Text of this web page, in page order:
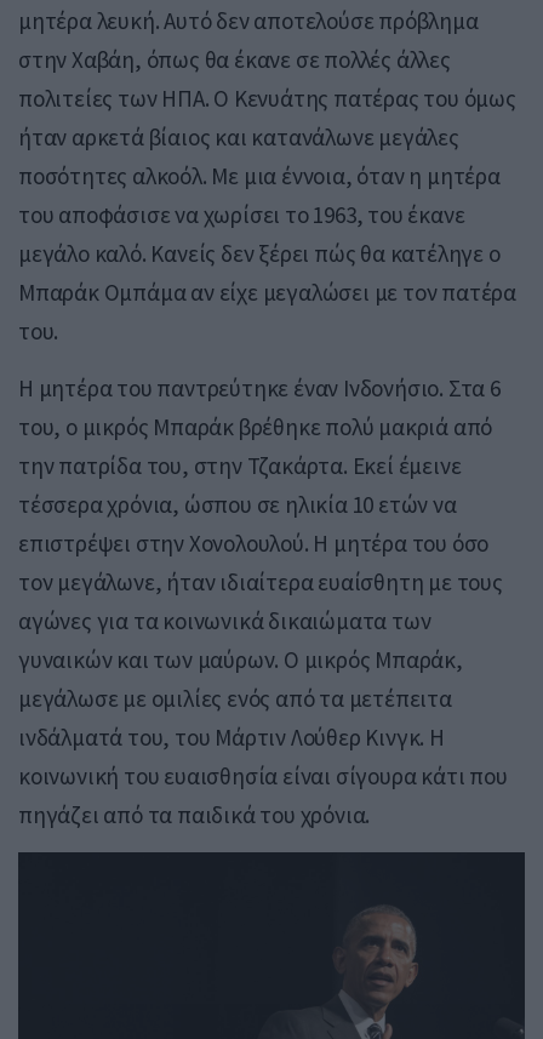
μητέρα λευκή. Αυτό δεν αποτελούσε πρόβλημα
στην Χαβάη, όπως θα έκανε σε πολλές άλλες
πολιτείες των ΗΠΑ. Ο Κενυάτης πατέρας του όμως
ήταν αρκετά βίαιος και κατανάλωνε μεγάλες
ποσότητες αλκοόλ. Με μια έννοια, όταν η μητέρα
του αποφάσισε να χωρίσει το 1963, του έκανε
μεγάλο καλό. Κανείς δεν ξέρει πώς θα κατέληγε ο
Μπαράκ Ομπάμα αν είχε μεγαλώσει με τον πατέρα
του.
Η μητέρα του παντρεύτηκε έναν Ινδονήσιο. Στα 6
του, ο μικρός Μπαράκ βρέθηκε πολύ μακριά από
την πατρίδα του, στην Τζακάρτα. Εκεί έμεινε
τέσσερα χρόνια, ώσπου σε ηλικία 10 ετών να
επιστρέψει στην Χονολουλού. Η μητέρα του όσο
τον μεγάλωνε, ήταν ιδιαίτερα ευαίσθητη με τους
αγώνες για τα κοινωνικά δικαιώματα των
γυναικών και των μαύρων. Ο μικρός Μπαράκ,
μεγάλωσε με ομιλίες ενός από τα μετέπειτα
ινδάλματά του, του Μάρτιν Λούθερ Κινγκ. Η
κοινωνική του ευαισθησία είναι σίγουρα κάτι που
πηγάζει από τα παιδικά του χρόνια.